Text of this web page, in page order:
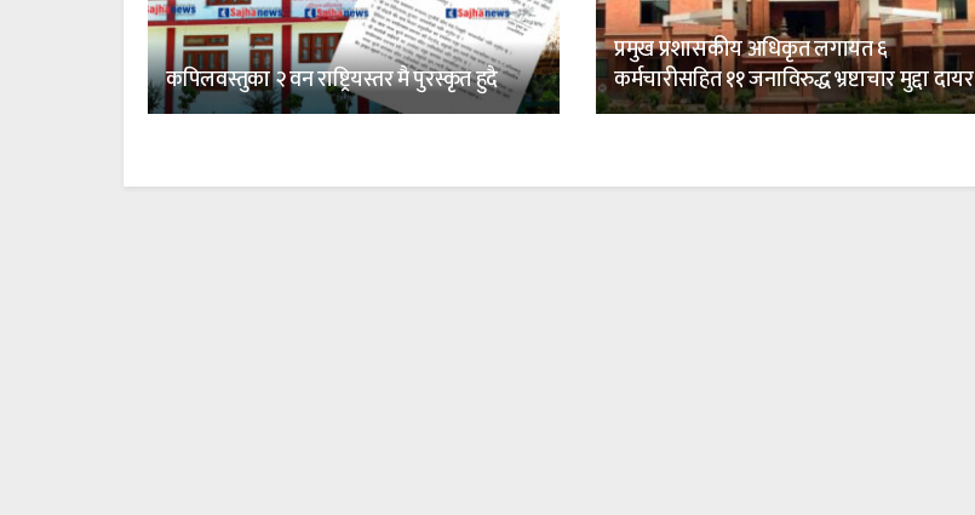
कपिलवस्तुका २ वन राष्ट्रियस्तर मै पुरस्कृत हुदै
प्रमुख प्रशासकीय अधिकृत लगायत ६
कर्मचारीसहित ११ जनाविरुद्ध भ्रष्टाचार मुद्दा दायर